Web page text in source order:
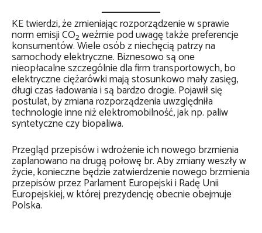
KE twierdzi, że zmieniając rozporządzenie w sprawie
norm emisji CO2weźmie pod uwagę także preferencje
konsumentów. Wiele osób z niechęcią patrzy na
samochody elektryczne. Biznesowo są one
nieopłacalne szczególnie dla firm transportowych, bo
elektryczne ciężarówki mają stosunkowo mały zasięg,
długi czas ładowania i są bardzo drogie. Pojawił się
postulat, by zmiana rozporządzenia uwzględniła
technologie inne niż elektromobilność, jak np. paliw
syntetyczne czy biopaliwa.
Przegląd przepisów i wdrożenie ich nowego brzmienia
zaplanowano na drugą połowę br. Aby zmiany weszły w
życie, konieczne będzie zatwierdzenie nowego brzmienia
przepisów przez Parlament Europejski i Radę Unii
Europejskiej, w której prezydencję obecnie obejmuje
Polska.